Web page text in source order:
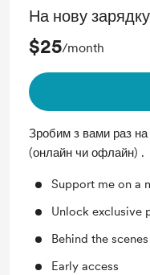
На нову
$25/month
Зробим з вами раз на
(онлайн чи офлайн) .
Support me on a
Unlock exclusive
Behind the scenes
Early access